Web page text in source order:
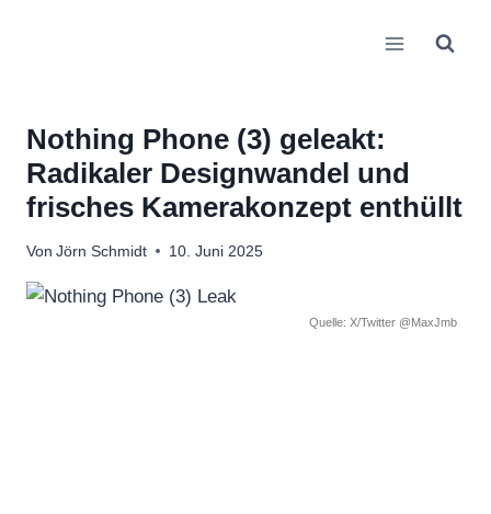
Nothing Phone (3) geleakt:
Radikaler Designwandel und
frisches Kamerakonzept enthüllt
Von Jörn Schmidt 10. Juni 2025
Quelle: X/Twitter @MaxJmb